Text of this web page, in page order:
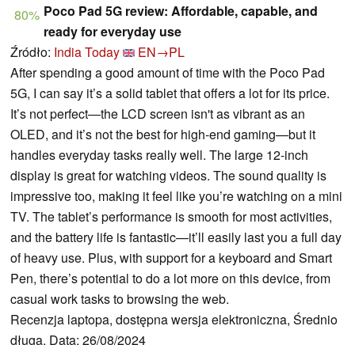
80% Poco Pad 5G review: Affordable, capable, and
ready for everyday use
Źródło: India Today
EN→PL
After spending a good amount of time with the Poco Pad
5G, I can say it’s a solid tablet that offers a lot for its price.
It’s not perfect—the LCD screen isn't as vibrant as an
OLED, and it’s not the best for high-end gaming—but it
handles everyday tasks really well. The large 12-inch
display is great for watching videos. The sound quality is
impressive too, making it feel like you’re watching on a mini
TV. The tablet’s performance is smooth for most activities,
and the battery life is fantastic—it’ll easily last you a full day
of heavy use. Plus, with support for a keyboard and Smart
Pen, there’s potential to do a lot more on this device, from
casual work tasks to browsing the web.
Recenzja laptopa, dostępna wersja elektroniczna, Średnio
długa, Data: 26/08/2024